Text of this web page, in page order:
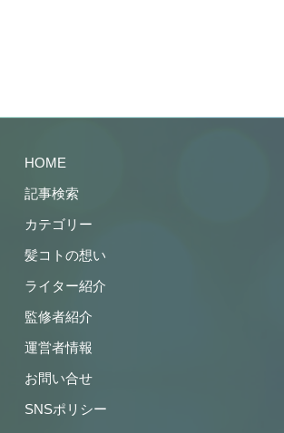
HOME
記事検索
カテゴリー
髪コトの想い
ライター紹介
監修者紹介
運営者情報
お問い合せ
SNSポリシー